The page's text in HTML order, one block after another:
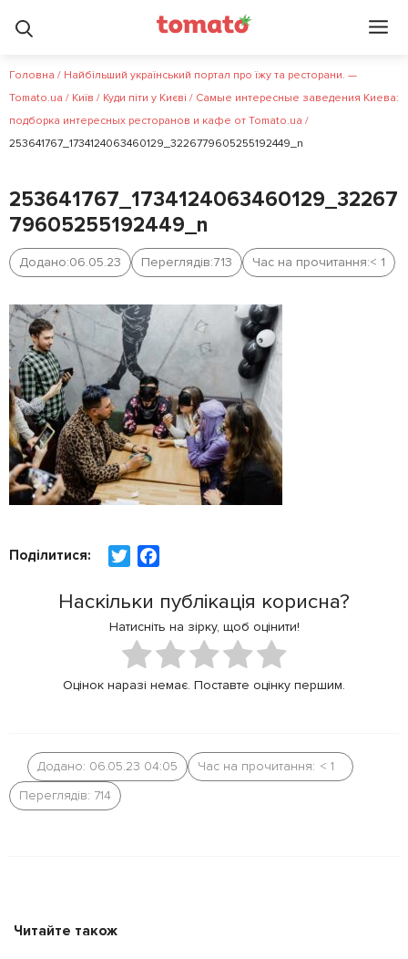
Головна / Найбільший український портал про їжу та ресторани. —
Tomato.ua / Київ / Куди піти у Києві / Самые интересные заведения Киева:
подборка интересных ресторанов и кафе от Tomato.ua /
253641767_1734124063460129_3226779605255192449_n
253641767_1734124063460129_32267
79605255192449_n
Додано:06.05.23 Переглядів:713 Час на прочитання:< 1
Поділитися:
i
t
t
e
r
c
e
b
o
o
Наскільки публікація корисна?
Натисніть на зірку, щоб оцінити!
Оцінок наразі немає. Поставте оцінку першим.
Додано: 06.05.23 04:05 Час на прочитання: < 1
Переглядів: 714
Читайте також